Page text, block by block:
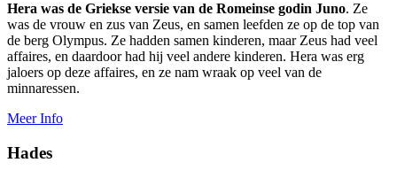
Hera was de Griekse versie van de Romeinse godin Juno. Ze
was de vrouw en zus van Zeus, en samen leefden ze op de top van
de berg Olympus. Ze hadden samen kinderen, maar Zeus had veel
affaires, en daardoor had hij veel andere kinderen. Hera was erg
jaloers op deze affaires, en ze nam wraak op veel van de
minnaressen.
Meer Info
Hades